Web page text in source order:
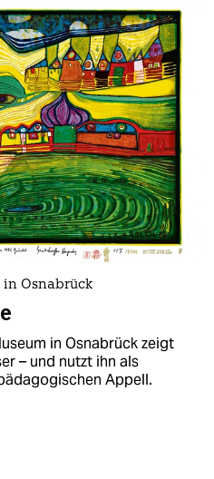
in Osnabrück
in Osnabrück zeigt
– und nutzt ihn als
Appell.